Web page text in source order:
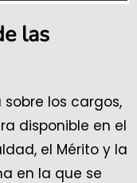
las
los cargos,
disponible en el
el Mérito y la
en la que se